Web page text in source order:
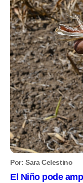
Por: Sara Celestino
El Niño pode